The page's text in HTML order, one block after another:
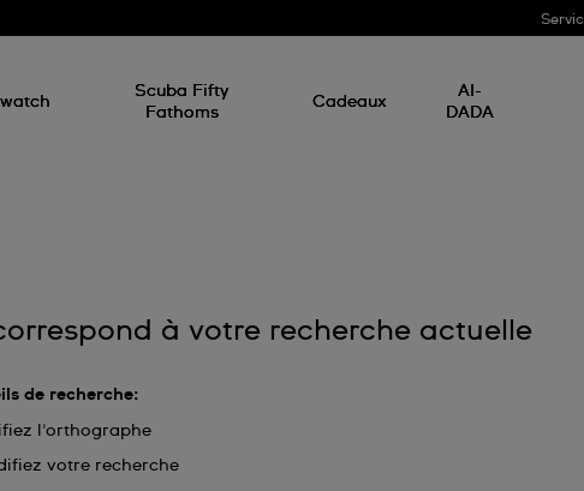
Scuba Fifty
Fathoms
Cadeaux
AI-
DADA
à votre recherche actuelle
de recherche:
l'orthographe
votre recherche